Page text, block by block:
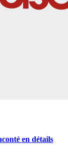
en détails